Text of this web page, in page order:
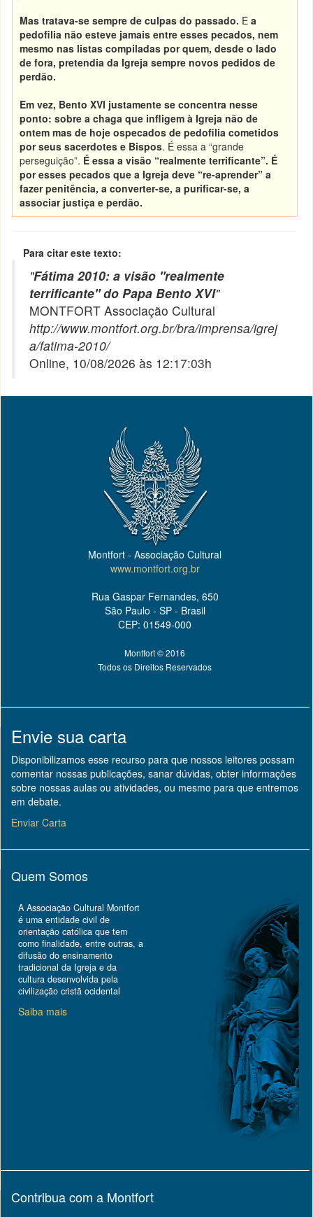
Mas tratava-se sempre de culpas do passado. E a
pedofilia não esteve jamais entre esses pecados, nem
mesmo nas listas compiladas por quem, desde o lado
de fora, pretendia da Igreja sempre novos pedidos de
perdão.
Em vez, Bento XVI justamente se concentra nesse
ponto: sobre a chaga que infligem à Igreja não de
ontem mas de hoje ospecados de pedofilia cometidos
por seus sacerdotes e Bispos. É essa a “grande
perseguição”. É essa a visão “realmente terrificante”. É
por esses pecados que a Igreja deve “re-aprender” a
fazer penitência, a converter-se, a purificar-se, a
associar justiça e perdão.
Para citar este texto:
"Fátima 2010: a visão "realmente
terrificante" do Papa Bento XVI"
MONTFORT Associação Cultural
http://www.montfort.org.br/bra/imprensa/igrej
a/fatima-2010/
Online, 10/08/2026 às 12:17:03h
Montfort - Associação Cultural
www.montfort.org.br
Rua Gaspar Fernandes, 650
São Paulo - SP - Brasil
CEP: 01549-000
Montfort © 2016
Todos os Direitos Reservados
Envie sua carta
Disponibilizamos esse recurso para que nossos leitores possam
comentar nossas publicações, sanar dúvidas, obter informações
sobre nossas aulas ou atividades, ou mesmo para que entremos
em debate.
Enviar Carta
Quem Somos
A Associação Cultural Montfort
é uma entidade civil de
orientação católica que tem
como finalidade, entre outras, a
difusão do ensinamento
tradicional da Igreja e da
cultura desenvolvida pela
civilização cristã ocidental
Saiba mais
Contribua com a Montfort